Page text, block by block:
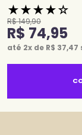
★★★★☆
R$149,90
R$ 74,95
até 2x de R$ 37,47